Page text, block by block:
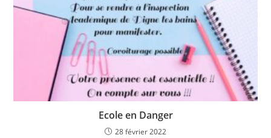
Ecole en Danger
28 février 2022